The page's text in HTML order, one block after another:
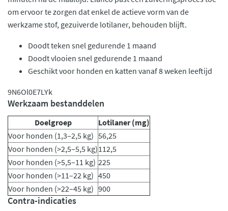
om ervoor te zorgen dat enkel de actieve vorm van de
werkzame stof, gezuiverde lotilaner, behouden blijft.
Doodt teken snel gedurende 1 maand
Doodt vlooien snel gedurende 1 maand
Geschikt voor honden en katten vanaf 8 weken leeftijd
9N6Ol0E7LYk
Werkzaam bestanddelen
Doelgroep
Lotilaner (mg)
Voor honden (1,3–2,5 kg) 56,25
Voor honden (>2,5–5,5 kg)112,5
Voor honden (>5,5–11 kg) 225
Voor honden (>11–22 kg) 450
Voor honden (>22–45 kg) 900
Contra-indicaties